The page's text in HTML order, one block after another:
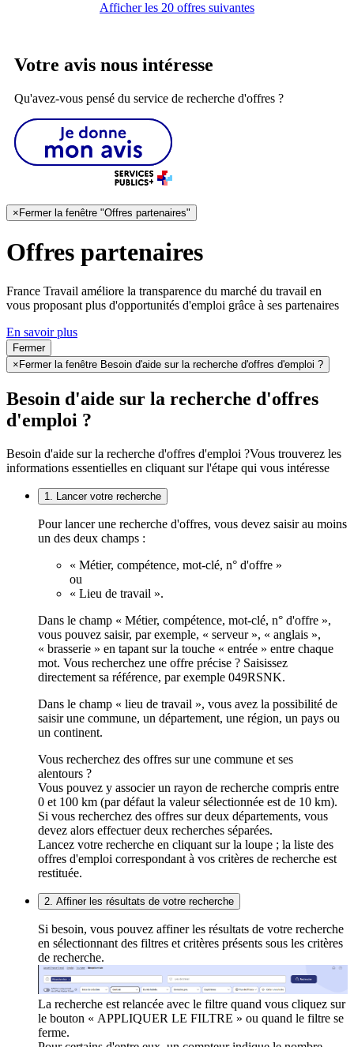
Afficher les 20 offres suivantes
Votre avis nous intéresse
Qu'avez-vous pensé du service de recherche d'offres ?
× Fermer la fenêtre "Offres partenaires"
Offres partenaires
France Travail améliore la transparence du marché du travail en
vous proposant plus d'opportunités d'emploi grâce à ses partenaires
En savoir plus
Fermer
× Fermer la fenêtre Besoin d'aide sur la recherche d'offres d'emploi ?
Besoin d'aide sur la recherche d'offres
d'emploi ?
Besoin d'aide sur la recherche d'offres d'emploi ?Vous trouverez les
informations essentielles en cliquant sur l'étape qui vous intéresse
1. Lancer votre recherche
Pour lancer une recherche d'offres, vous devez saisir au moins
un des deux champs :
« Métier, compétence, mot-clé, n° d'offre »
ou
« Lieu de travail ».
Dans le champ « Métier, compétence, mot-clé, n° d'offre »,
vous pouvez saisir, par exemple, « serveur », « anglais »,
« brasserie » en tapant sur la touche « entrée » entre chaque
mot. Vous recherchez une offre précise ? Saisissez
directement sa référence, par exemple 049RSNK.
Dans le champ « lieu de travail », vous avez la possibilité de
saisir une commune, un département, une région, un pays ou
un continent.
Vous recherchez des offres sur une commune et ses
alentours ?
Vous pouvez y associer un rayon de recherche compris entre
0 et 100 km (par défaut la valeur sélectionnée est de 10 km).
Si vous recherchez des offres sur deux départements, vous
devez alors effectuer deux recherches séparées.
Lancez votre recherche en cliquant sur la loupe ; la liste des
offres d'emploi correspondant à vos critères de recherche est
restituée.
2. Affiner les résultats de votre recherche
Si besoin, vous pouvez affiner les résultats de votre recherche
en sélectionnant des filtres et critères présents sous les critères
de recherche.
La recherche est relancée avec le filtre quand vous cliquez sur
le bouton « APPLIQUER LE FILTRE » ou quand le filtre se
ferme.